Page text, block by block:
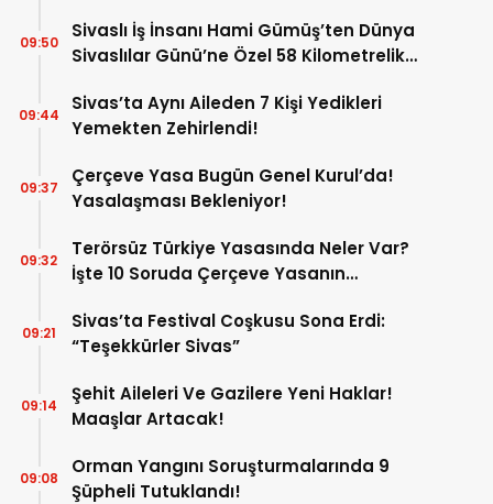
Sivaslı İş İnsanı Hami Gümüş’ten Dünya
Sivaslılar Günü’ne Özel 58 Kilometrelik
09:50
Sivas’ta Aynı Aileden 7 Kişi Yedikleri
Yemekten Zehirlendi!
09:44
Çerçeve Yasa Bugün Genel Kurul’da!
Yasalaşması Bekleniyor!
09:37
Terörsüz Türkiye Yasasında Neler Var?
İşte 10 Soruda Çerçeve Yasanın
09:32
Sivas’ta Festival Coşkusu Sona Erdi:
“Teşekkürler Sivas”
09:21
Şehit Aileleri Ve Gazilere Yeni Haklar!
Maaşlar Artacak!
09:14
Orman Yangını Soruşturmalarında 9
Şüpheli Tutuklandı!
09:08